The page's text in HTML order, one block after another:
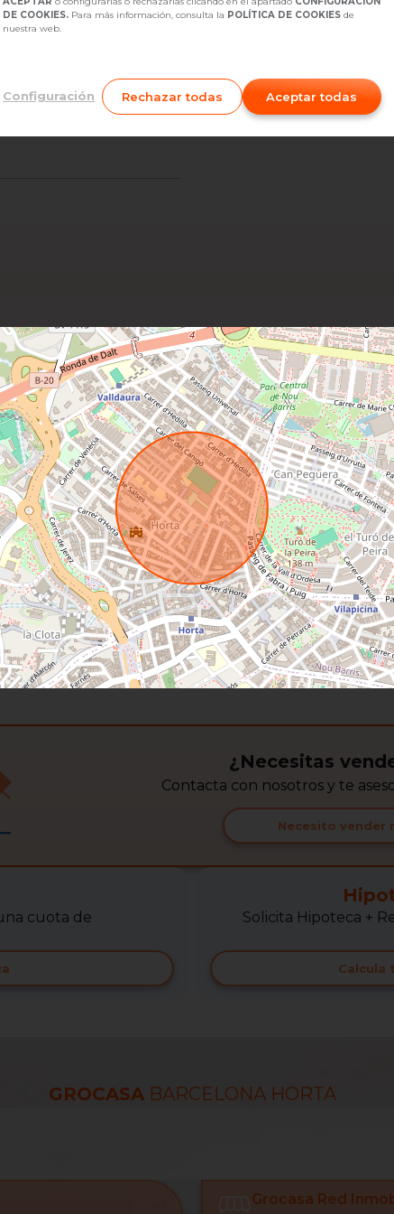
Conserje
¿Necesitas
Contacta con nosotros y te
Necesito vender
cuota de Solicita Hipoteca +
Calcula
GROCASA BARCELONA HORTA
Grocasa Red
DE COOKIES. Para más información, consulta la POLÍTICA DE COOKIES de
nuestra web.
Configuración Rechazar todas Aceptar todas